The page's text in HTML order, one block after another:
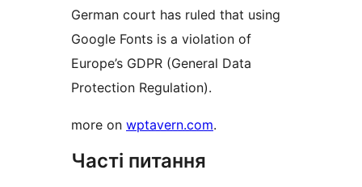
German court has ruled that using
Google Fonts is a violation of
Europe’s GDPR (General Data
Protection Regulation).
more on wptavern.com.
Часті питання